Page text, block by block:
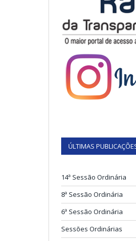
ÚLTIMAS
14ª Sessão Ordinária
8ª Sessão Ordinária
6ª Sessão Ordinária
Sessões Ordinárias